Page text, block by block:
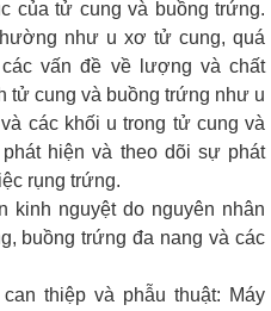
của tử cung và buồng trứng.
như u xơ tử cung, quá
vấn đề về lượng và chất
tử cung và buồng trứng như u
các khối u trong tử cung và
hiện và theo dõi sự phát
rụng trứng.
kinh nguyệt do nguyên nhân
buồng trứng đa nang và các
thiệp và phẫu thuật: Máy